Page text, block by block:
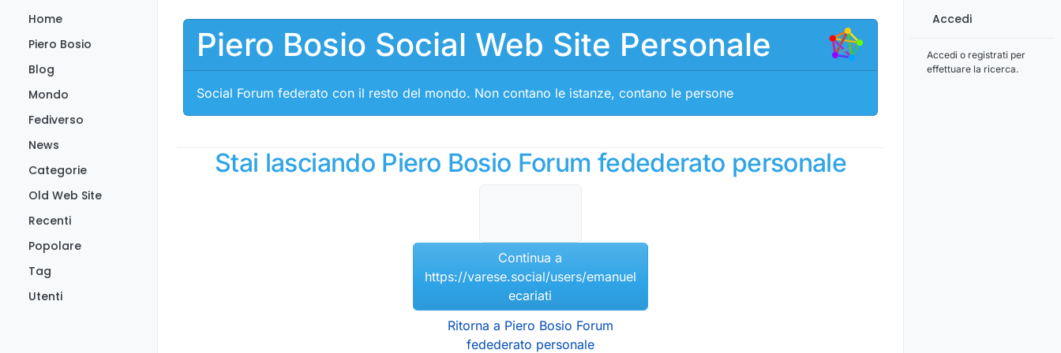
Home
Piero Bosio
Blog
Mondo
Fediverso
News
Categorie
Old Web Site
Recenti
Popolare
Tag
Utenti
Piero Bosio Social Web Site Personale
Social Forum federato con il resto del mondo. Non contano le istanze, contano le persone
Stai lasciando Piero Bosio Forum fedederato personale
Continua a
https://varese.social/users/emanuel
ecariati
Ritorna a Piero Bosio Forum
fedederato personale
Accedi
Accedi o registrati per
effettuare la ricerca.